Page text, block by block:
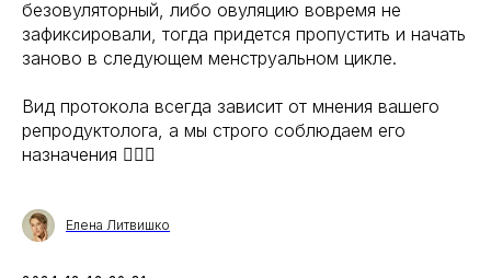
безовуляторный, либо овуляцию вовремя не
зафиксировали, тогда придется пропустить и начать
заново в следующем менструальном цикле.
Вид протокола всегда зависит от мнения вашего
репродуктолога, а мы строго соблюдаем его
назначения 👩🏼‍⚕️
Елена Литвишко